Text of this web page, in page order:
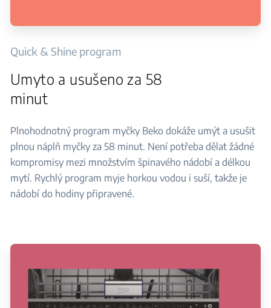
Quick & Shine program
Umyto a usušeno za 58
minut
Plnohodnotný program myčky Beko dokáže umýt a usušit
plnou náplň myčky za 58 minut. Není potřeba dělat žádné
kompromisy mezi množstvím špinavého nádobí a délkou
mytí. Rychlý program myje horkou vodou i suší, takže je
nádobí do hodiny připravené.